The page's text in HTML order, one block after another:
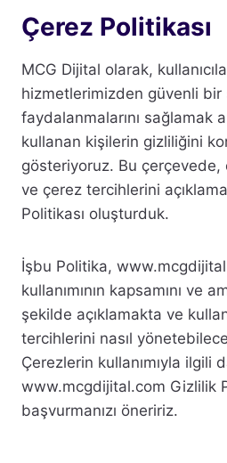
Çerez Politikası
MCG Dijital olarak,
hizmetlerimizden güvenli bir
faydalanmalarını sağlamak
kullanan kişilerin gizliliğini
gösteriyoruz. Bu çerçevede,
ve çerez tercihlerini
Politikası oluşturduk.
İşbu Politika,
kullanımının kapsamını ve
şekilde açıklamakta ve
tercihlerini nasıl
Çerezlerin kullanımıyla ilgili
www.mcgdijital.com Gizlilik
başvurmanızı öneririz.